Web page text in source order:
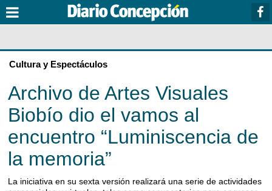
Cultura y Espectáculos
Archivo de Artes Visuales
Biobío dio el vamos al
encuentro “Luminiscencia de
la memoria”
La iniciativa en su sexta versión realizará una serie de actividades